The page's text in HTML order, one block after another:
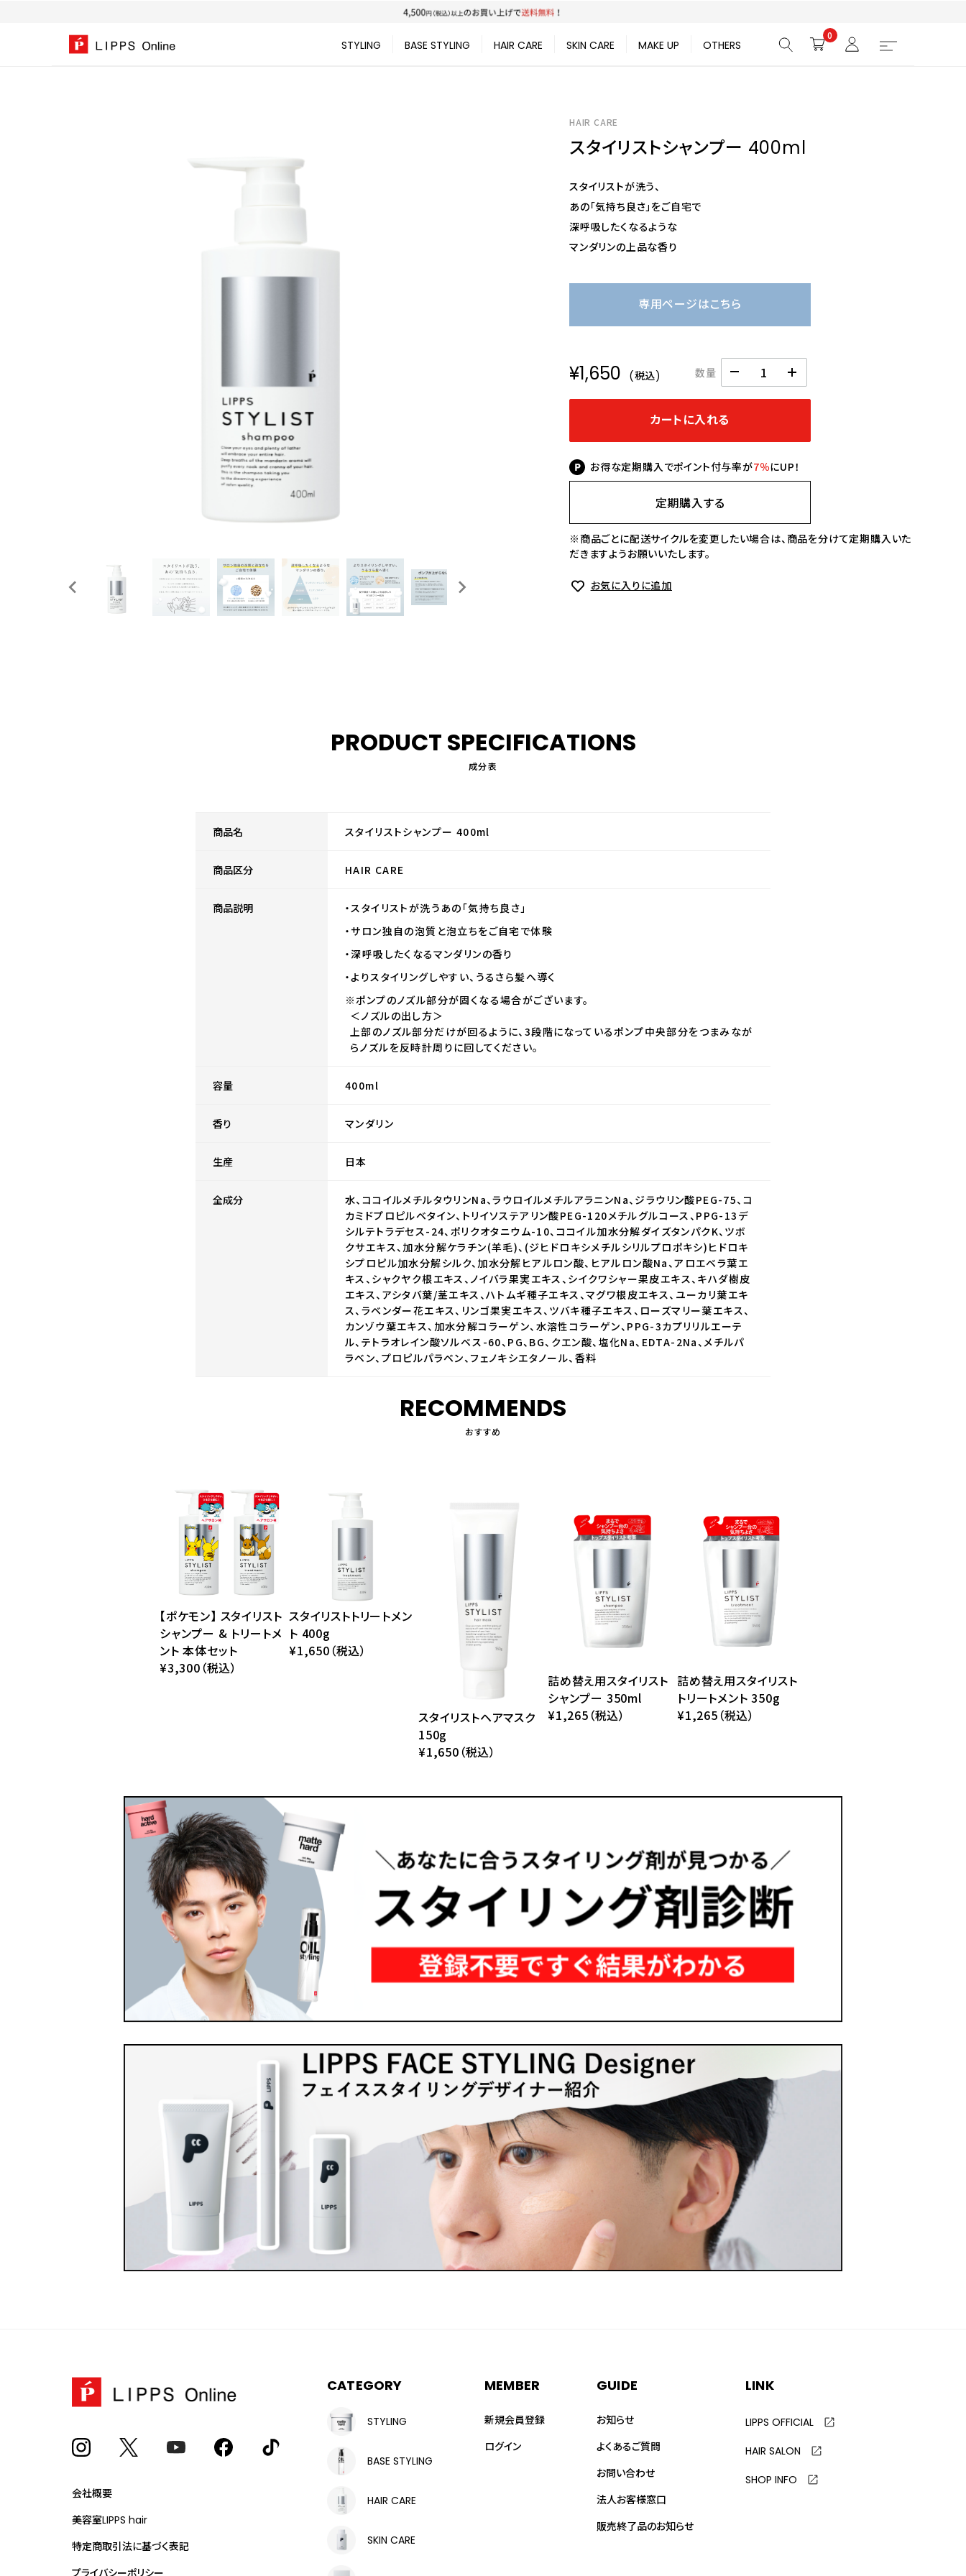
STYLING BASE STYLING HAIR CARE SKIN CARE MAKE UP OTHERS
0
HAIR CARE
スタイリストシャンプー 400ml
スタイリストが洗う、
あの「気持ち良さ」をご自宅で
深呼吸したくなるような
マンダリンの上品な香り
専用ページはこちら
¥1,650 (税込) 数量
カートに入れる
お得な定期購入でポイント付与率が7％にUP！
定期購入する
※商品ごとに配送サイクルを変更したい場合は、商品を分けて定期購入いた
だきますようお願いいたします。
お気に入りに追加
PRODUCT SPECIFICATIONS
成分表
商品名 スタイリストシャンプー 400ml
商品区分 HAIR CARE
商品説明
・スタイリストが洗うあの「気持ち良さ」
・サロン独自の泡質と泡立ちをご自宅で体験
・深呼吸したくなるマンダリンの香り
・よりスタイリングしやすい、うるさら髪へ導く
※ポンプのノズル部分が固くなる場合がございます。
＜ノズルの出し方＞
上部のノズル部分だけが回るように、3段階になっているポンプ中央部分をつまみなが
らノズルを反時計周りに回してください。
容量 400ml
香り マンダリン
生産 日本
全成分
水、ココイルメチルタウリンNa、ラウロイルメチルアラニンNa、ジラウリン酸PEG-75、コ
カミドプロピルベタイン、トリイソステアリン酸PEG-120メチルグルコース、PPG-13デ
シルテトラデセス-24、ポリクオタニウム-10、ココイル加水分解ダイズタンパクK、ツボ
クサエキス、加水分解ケラチン(羊毛)、(ジヒドロキシメチルシリルプロポキシ)ヒドロキ
シプロピル加水分解シルク、加水分解ヒアルロン酸、ヒアルロン酸Na、アロエベラ葉エ
キス、シャクヤク根エキス、ノイバラ果実エキス、シイクワシャー果皮エキス、キハダ樹皮
エキス、アシタバ葉/茎エキス、ハトムギ種子エキス、マグワ根皮エキス、ユーカリ葉エキ
ス、ラベンダー花エキス、リンゴ果実エキス、ツバキ種子エキス、ローズマリー葉エキス、
カンゾウ葉エキス、加水分解コラーゲン、水溶性コラーゲン、PPG-3カプリリルエーテ
ル、テトラオレイン酸ソルベス-60、PG、BG、クエン酸、塩化Na、EDTA-2Na、メチルパ
ラベン、プロピルパラベン、フェノキシエタノール、香料
RECOMMENDS
おすすめ
【ポケモン】 スタイリスト
シャンプー & トリートメ
ント 本体セット
¥3,300（税込）
スタイリストトリートメン
ト 400g
¥1,650（税込）
スタイリストヘアマスク
150g
¥1,650（税込）
詰め替え用スタイリスト
シャンプー 350ml
¥1,265（税込）
詰め替え用スタイリスト
トリートメント 350g
¥1,265（税込）
会社概要
美容室LIPPS hair
特定商取引法に基づく表記
CATEGORY
STYLING
BASE STYLING
HAIR CARE
SKIN CARE
MEMBER
新規会員登録
ログイン
GUIDE
お知らせ
よくあるご質問
お問い合わせ
法人お客様窓口
販売終了品のお知らせ
LINK
LIPPS OFFICIAL
HAIR SALON
SHOP INFO